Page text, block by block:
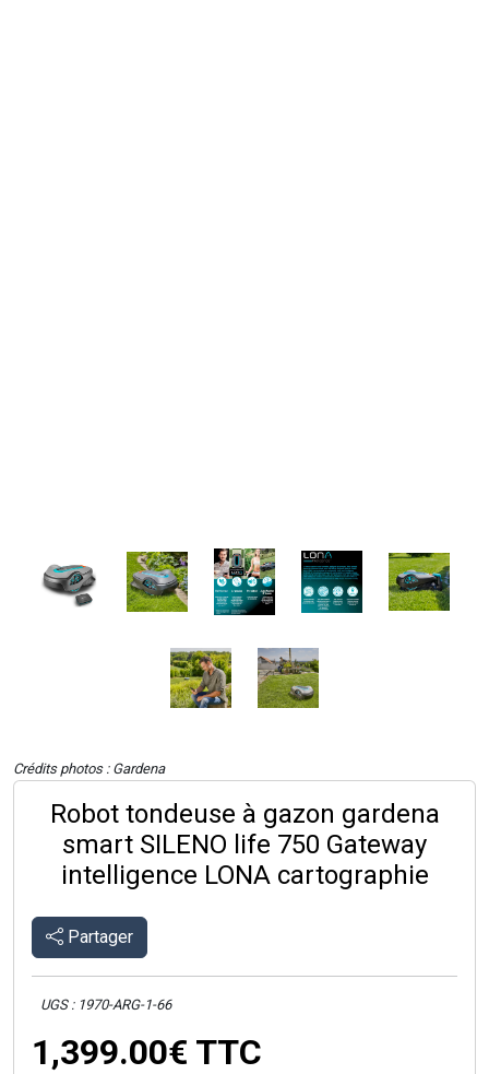
Crédits photos : Gardena
Robot tondeuse à gazon gardena
smart SILENO life 750 Gateway
intelligence LONA cartographie
Partager
UGS : 1970-ARG-1-66
1,399.00€ TTC